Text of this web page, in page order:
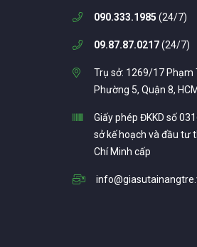
090.333.1985 (24/7)
09.87.87.0217(24/7)
Trụ sở: 1269/17 Phạm
Phường 5, Quận 8, HCM
Giấy phép ĐKKD số
sở kế hoạch và đầu tư
Chí Minh cấp